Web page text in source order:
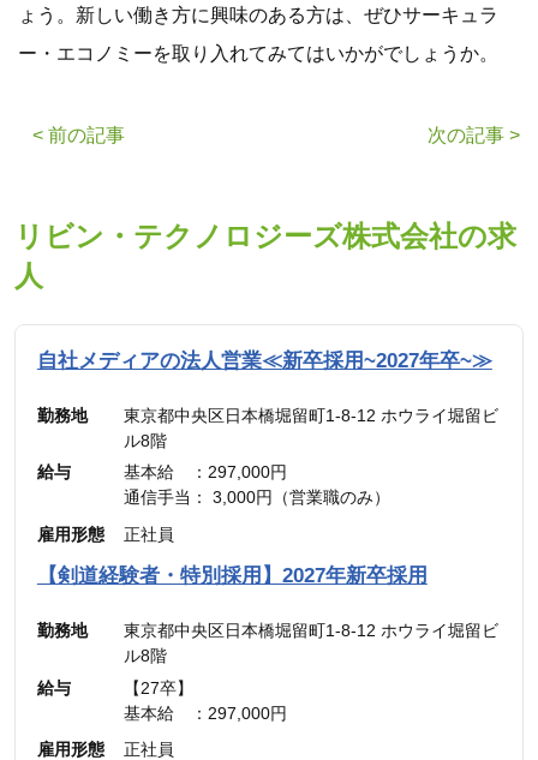
ょう。新しい働き方に興味のある方は、ぜひサーキュラ
ー・エコノミーを取り入れてみてはいかがでしょうか。
< 前の記事 次の記事 >
リビン・テクノロジーズ株式会社の求
人
自社メディアの法人営業≪新卒採用~2027年卒~≫
勤務地
東京都中央区日本橋堀留町1-8-12 ホウライ堀留ビ
ル8階
給与
基本給 ：297,000円
通信手当： 3,000円（営業職のみ）
———————————
合計 ：300,000円 ＋ インセンティブ
※45時間分の見込み残業代(77,700円)を含む
雇用形態 正社員
【剣道経験者・特別採用】2027年新卒採用
勤務地
東京都中央区日本橋堀留町1-8-12 ホウライ堀留ビ
ル8階
給与
【27卒】
基本給 ：297,000円
通信手当： 3,000円（営業職のみ）
雇用形態 正社員